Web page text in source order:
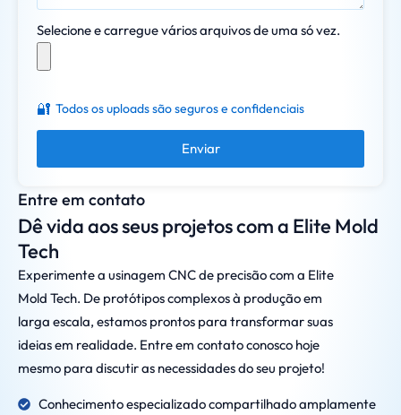
Entre em contato
Dê vida aos seus projetos com a Elite Mold
Tech
Experimente a usinagem CNC de precisão com a Elite
Mold Tech. De protótipos complexos à produção em
larga escala, estamos prontos para transformar suas
ideias em realidade. Entre em contato conosco hoje
mesmo para discutir as necessidades do seu projeto!
Conhecimento especializado compartilhado amplamente
Selecione e carregue vários arquivos de uma só vez.
🔐 Todos os uploads são seguros e confidenciais
Enviar